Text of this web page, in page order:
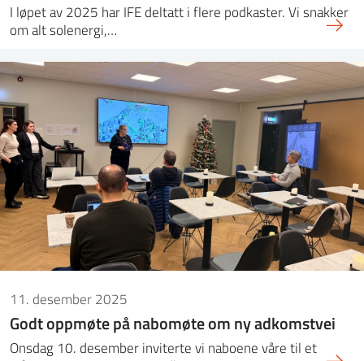
I løpet av 2025 har IFE deltatt i flere podkaster. Vi snakker
om alt solenergi,…
11. desember 2025
Godt oppmøte på nabomøte om ny adkomstvei
Onsdag 10. desember inviterte vi naboene våre til et